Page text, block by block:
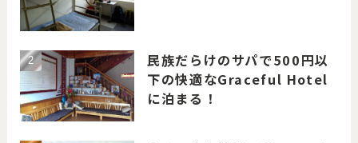
民族だらけのサパで500円以
下の快適なGraceful Hotel
に泊まる！